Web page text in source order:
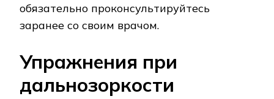
обязательно проконсультируйтесь
заранее со своим врачом.
Упражнения при
дальнозоркости